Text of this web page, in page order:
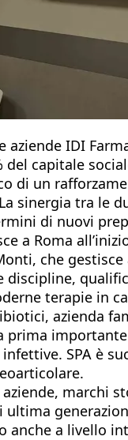
aziende IDI
del capitale
di un
sinergia tra le
di nuovi
a Roma
che
terapie in
azienda
prima
SPA è
marchi
anche a livello